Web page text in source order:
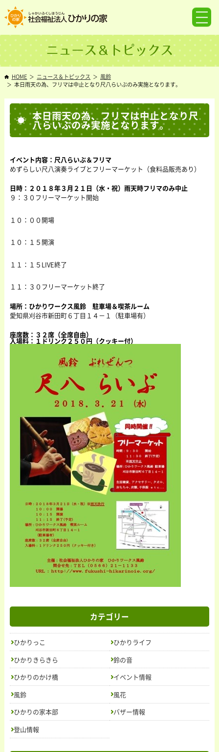
トップ
ニュース＆トピックス
お問い合わせ
活動内容
ごあいさつ
授産製品 紹介
法人概要
求人情報
ニュース＆トピックス
HOME ニュース＆トピックス
風鈴
本日雨天の為、フリマは中止となり尺八らいぶのみ実施となります。
カテゴリー
ひかりっこ
ひかりライフ
ひかりきらきら
鈴の音
ひかりのかけ橋
イベント情報
風鈴
風花
ひかりの家本部
バザー情報
登山情報
本日雨天の為、フリマは中止となり尺
八らいぶのみ実施となります。
イベント内容：尺八らいぶ＆フリマ
めずらしい尺八演奏ライブとフリーマーケット（食料品販売あり）
日時：２０１８年３月２１日（水・祝）雨天時フリマのみ中止
９：３０フリーマーケット開始
１０：００開場
１０：１５開演
１１：１５LIVE終了
１１：３０フリーマーケット終了
場所：ひかりワークス風鈴 駐車場＆喫茶ルーム
愛知県刈谷市新田町６丁目１４－１（駐車場有）
座席数：３２席（全席自由）
入場料：１ドリンク２５０円（クッキー付）